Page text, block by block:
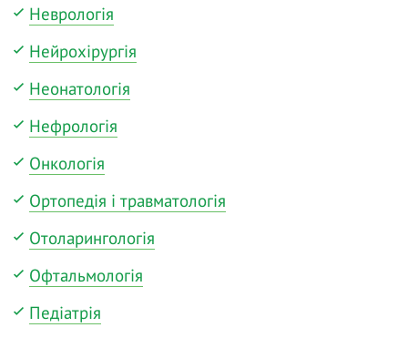
Неврологія
Нейрохірургія
Неонатологія
Нефрологія
Онкологія
Ортопедія і травматологія
Отоларингологія
Офтальмологія
Педіатрія